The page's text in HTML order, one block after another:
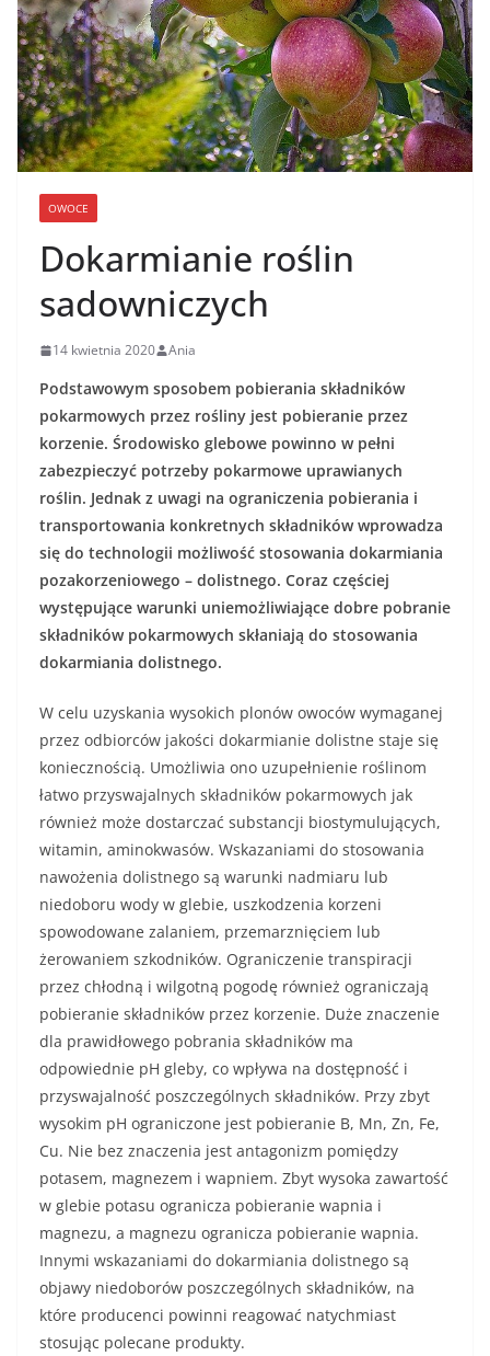
OWOCE
Dokarmianie roślin
sadowniczych
14 kwietnia 2020 Ania
Podstawowym sposobem pobierania składników
pokarmowych przez rośliny jest pobieranie przez
korzenie. Środowisko glebowe powinno w pełni
zabezpieczyć potrzeby pokarmowe uprawianych
roślin. Jednak z uwagi na ograniczenia pobierania i
transportowania konkretnych składników wprowadza
się do technologii możliwość stosowania dokarmiania
pozakorzeniowego – dolistnego. Coraz częściej
występujące warunki uniemożliwiające dobre pobranie
składników pokarmowych skłaniają do stosowania
dokarmiania dolistnego.
W celu uzyskania wysokich plonów owoców wymaganej
przez odbiorców jakości dokarmianie dolistne staje się
koniecznością. Umożliwia ono uzupełnienie roślinom
łatwo przyswajalnych składników pokarmowych jak
również może dostarczać substancji biostymulujących,
witamin, aminokwasów. Wskazaniami do stosowania
nawożenia dolistnego są warunki nadmiaru lub
niedoboru wody w glebie, uszkodzenia korzeni
spowodowane zalaniem, przemarznięciem lub
żerowaniem szkodników. Ograniczenie transpiracji
przez chłodną i wilgotną pogodę również ograniczają
pobieranie składników przez korzenie. Duże znaczenie
dla prawidłowego pobrania składników ma
odpowiednie pH gleby, co wpływa na dostępność i
przyswajalność poszczególnych składników. Przy zbyt
wysokim pH ograniczone jest pobieranie B, Mn, Zn, Fe,
Cu. Nie bez znaczenia jest antagonizm pomiędzy
potasem, magnezem i wapniem. Zbyt wysoka zawartość
w glebie potasu ogranicza pobieranie wapnia i
magnezu, a magnezu ogranicza pobieranie wapnia.
Innymi wskazaniami do dokarmiania dolistnego są
objawy niedoborów poszczególnych składników, na
które producenci powinni reagować natychmiast
stosując polecane produkty.